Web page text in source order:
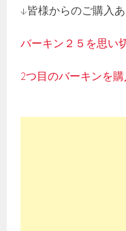
↓皆様からのご購入
バーキン２５を思い
2つ目のバーキンを